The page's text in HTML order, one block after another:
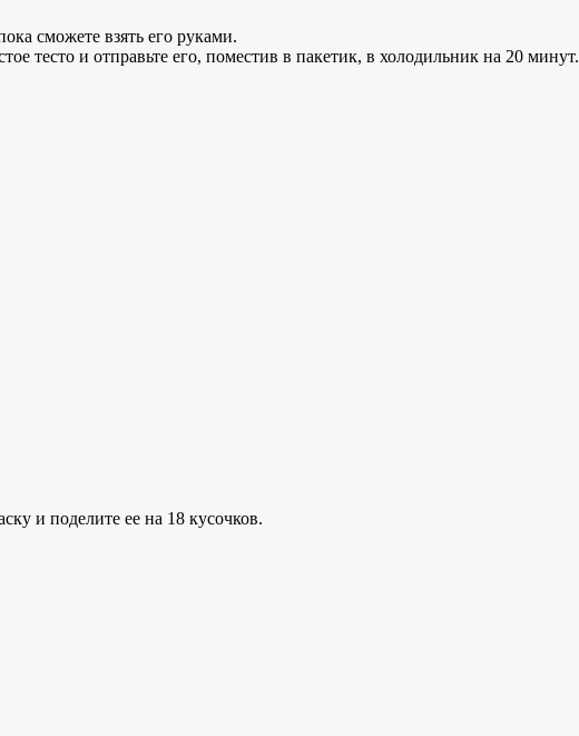
сможете взять его руками.
тесто и отправьте его, поместив в пакетик, в холодильник на 20 минут.
и поделите ее на 18 кусочков.